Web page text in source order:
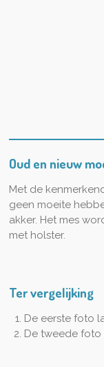
Oud en nieuw
Met de
geen moeite
akker. Het mes
met holster.
Ter vergelijking
De eerste foto
De tweede